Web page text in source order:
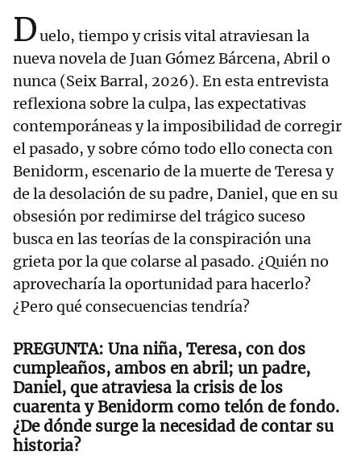
Duelo, tiempo y crisis vital atraviesan la
nueva novela de Juan Gómez Bárcena, Abril o
nunca (Seix Barral, 2026). En esta entrevista
reflexiona sobre la culpa, las expectativas
contemporáneas y la imposibilidad de corregir
el pasado, y sobre cómo todo ello conecta con
Benidorm, escenario de la muerte de Teresa y
de la desolación de su padre, Daniel, que en su
obsesión por redimirse del trágico suceso
busca en las teorías de la conspiración una
grieta por la que colarse al pasado. ¿Quién no
aprovecharía la oportunidad para hacerlo?
¿Pero qué consecuencias tendría?
Una niña, Teresa, con dos
cumpleaños, ambos en abril; un padre,
Daniel, que atraviesa la crisis de los
cuarenta y Benidorm como telón de fondo.
¿De dónde surge la necesidad de contar su
historia?